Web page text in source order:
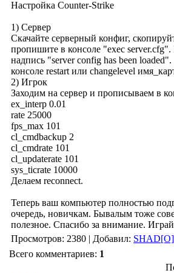
Настройка Counter-Strike
1) Сервер
Скачайте серверный конфиг,
пропишите в консоле "exec server.cfg".
надпись "server config has been
консоле restart или changelevel
2) Игрок
Заходим на сервер и прописываем в
ex_interp 0.01
rate 25000
fps_max 101
cl_cmdbackup 2
cl_cmdrate 101
cl_updaterate 101
sys_ticrate 10000
Делаем reconnect.
Теперь ваш компьютер полностью
очередь, новичкам. Бывалым тоже
полезное. Спасибо за внимание.
Просмотров: 2380 | Добавил:
Всего комментариев: 1